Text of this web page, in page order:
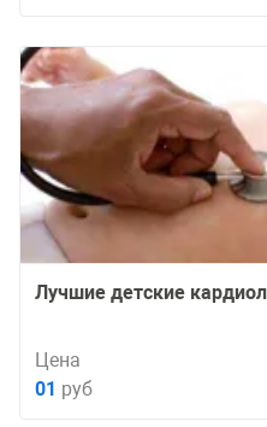
Лучшие детские
Цена
01 руб